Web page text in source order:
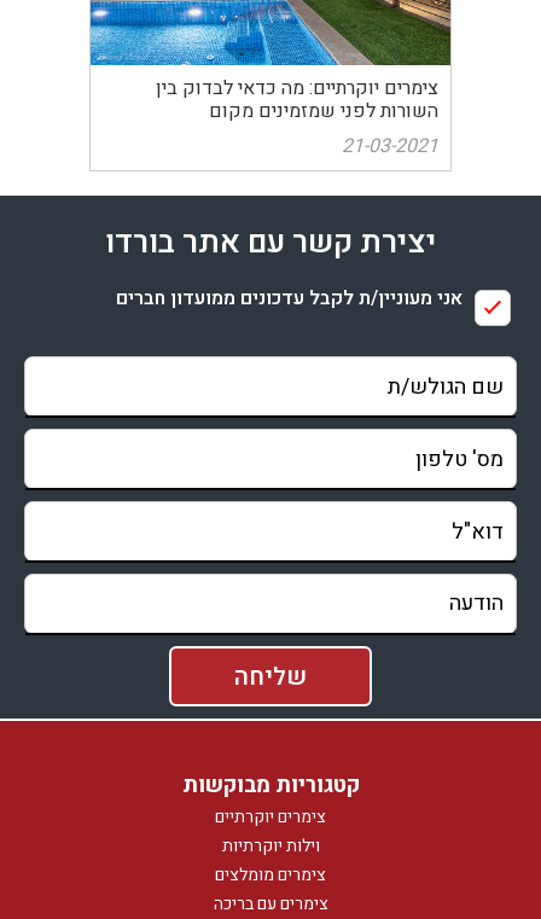
צימרים יוקרתיים: מה כדאי לבדוק בין
השורות לפני שמזמינים מקום
21-03-2021
יצירת קשר עם אתר בורדו
אני מעוניין/ת לקבל עדכונים ממועדון חברים
קטגוריות מבוקשות
צימרים יוקרתיים
וילות יוקרתיות
צימרים מומלצים
צימרים עם בריכה